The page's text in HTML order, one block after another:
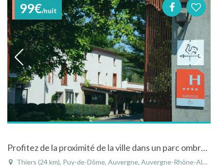
99€/nuit
Profitez de la proximité de la ville dans un parc ombragé de 1.5ha
Thiers (24 km), Puy-de-Dôme, Auvergne, Auvergne-Rhône-Alpes, France